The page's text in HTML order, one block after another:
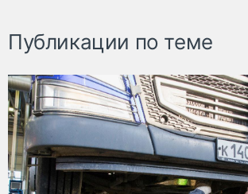
Публикации по теме